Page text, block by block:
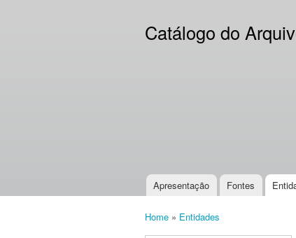
Catálogo do
Main menu
Apresentação Fontes
Home » Entidades